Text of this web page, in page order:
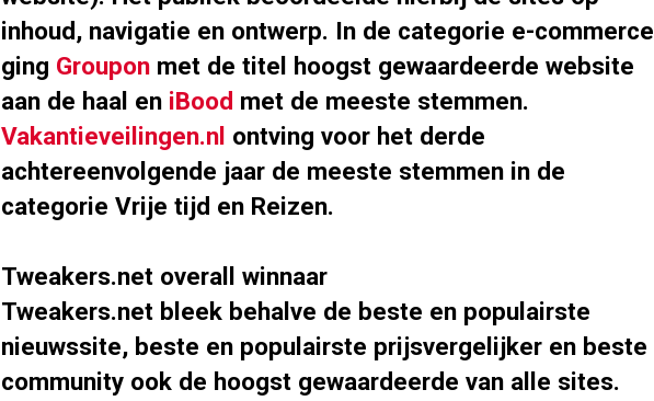
inhoud, navigatie en ontwerp. In de categorie e-commerce
ging Groupon met de titel hoogst gewaardeerde website
aan de haal en iBood met de meeste stemmen.
Vakantieveilingen.nl ontving voor het derde
achtereenvolgende jaar de meeste stemmen in de
categorie Vrije tijd en Reizen.
Tweakers.net overall winnaar
Tweakers.net bleek behalve de beste en populairste
nieuwssite, beste en populairste prijsvergelijker en beste
community ook de hoogst gewaardeerde van alle sites.